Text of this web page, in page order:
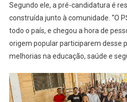
Segundo ele, a pré-candidatura é
construída junto à comunidade. “O
todo o país, e chegou a hora de
origem popular participarem desse
melhorias na educação, saúde e